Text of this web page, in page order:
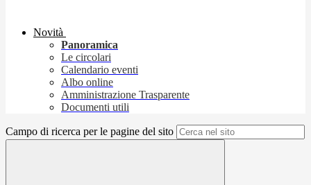
Novità
Panoramica
Le circolari
Calendario eventi
Albo online
Amministrazione Trasparente
Documenti utili
Campo di ricerca per le pagine del sito